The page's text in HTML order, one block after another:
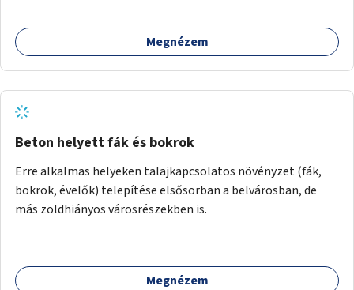
Megnézem
Beton helyett fák és bokrok
Erre alkalmas helyeken talajkapcsolatos növényzet (fák,
bokrok, évelők) telepítése elsősorban a belvárosban, de
más zöldhiányos városrészekben is.
Megnézem